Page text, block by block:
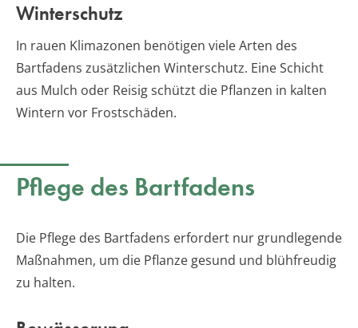
Winterschutz
In rauen Klimazonen benötigen viele Arten des
Bartfadens zusätzlichen Winterschutz. Eine Schicht
aus Mulch oder Reisig schützt die Pflanzen in kalten
Wintern vor Frostschäden.
Pflege des Bartfadens
Die Pflege des Bartfadens erfordert nur grundlegende
Maßnahmen, um die Pflanze gesund und blühfreudig
zu halten.